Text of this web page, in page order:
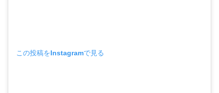
この投稿をInstagramで見る